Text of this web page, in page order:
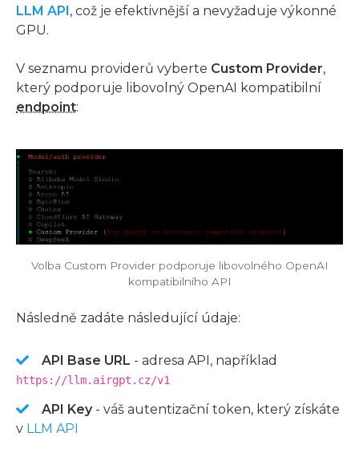
LLM API, což je efektivnější a nevyžaduje výkonné
GPU.
V seznamu providerů vyberte Custom Provider,
který podporuje libovolný OpenAI kompatibilní
endpoint:
Volba Custom Provider podporuje libovolného OpenAI
kompatibilního API
Následně zadáte následující údaje:
API Base URL - adresa API, například
https://llm.airgpt.cz/v1
API Key- váš autentizační token, který získáte
v LLM API